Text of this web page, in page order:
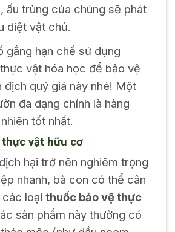
ấu trùng của chúng sẽ phát
diệt vật chủ.
gắng hạn chế sử dụng
vật hóa học để bảo vệ
địch quý giá này nhé! Một
đa dạng chính là hàng
tốt nhất.
thực vật hữu cơ
hại trở nên nghiêm trọng
nhanh, bà con có thể cân
loại thuốc bảo vệ thực
sản phẩm này thường có